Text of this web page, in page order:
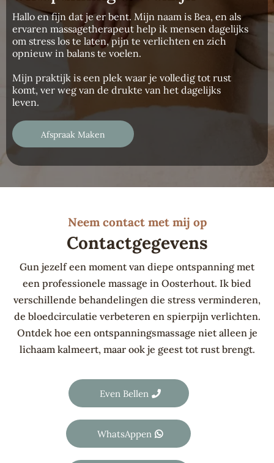
Hallo en fijn dat je er bent. Mijn naam is Bea, en als
ervaren massagetherapeut help ik mensen dagelijks
om stress los te laten, pijn te verlichten en zich
opnieuw in balans te voelen.
Mijn praktijk is een plek waar je volledig tot rust
komt, ver weg van de drukte van het dagelijks
leven.
Afspraak Maken
Neem contact met mij op
Contactgegevens
Gun jezelf een moment van diepe ontspanning met
een professionele massage in Oosterhout. Ik bied
verschillende behandelingen die stress verminderen,
de bloedcirculatie verbeteren en spierpijn verlichten.
Ontdek hoe een ontspanningsmassage niet alleen je
lichaam kalmeert, maar ook je geest tot rust brengt.
Even Bellen
WhatsAppen